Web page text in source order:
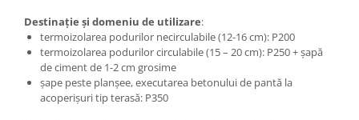
Destinație și domeniu de utilizare:
termoizolarea podurilor necirculabile (12-16 cm): P200
termoizolarea podurilor circulabile (15 – 20 cm): P250 + șapă
de ciment de 1-2 cm grosime
șape peste planșee, executarea betonului de pantă la
acoperișuri tip terasă: P350